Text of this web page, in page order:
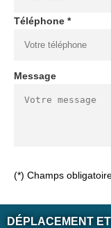
Téléphone *
Message
(*) Champs
DÉPLACEMENT